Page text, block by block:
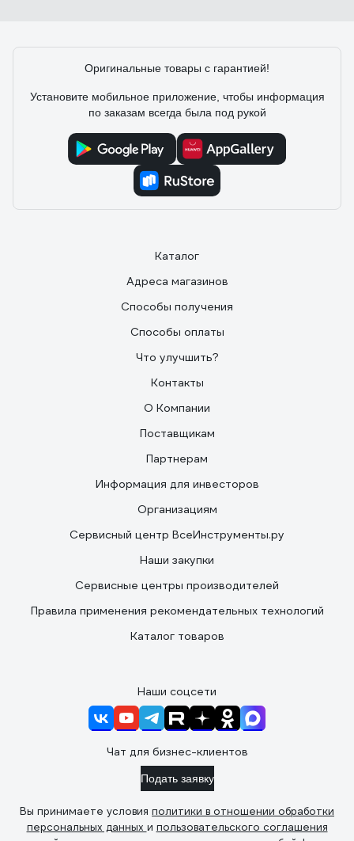
Оригинальные товары с гарантией!
Установите мобильное приложение, чтобы информация
по заказам всегда была под рукой
Каталог
Адреса магазинов
Способы получения
Способы оплаты
Что улучшить?
Контакты
О Компании
Поставщикам
Партнерам
Информация для инвесторов
Организациям
Сервисный центр ВсеИнструменты.ру
Наши закупки
Сервисные центры производителей
Правила применения рекомендательных технологий
Каталог товаров
Наши соцсети
Чат для бизнес-клиентов
Подать заявку
Вы принимаете условия политики в отношении обработки
персональных данных и пользовательского соглашения